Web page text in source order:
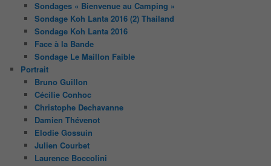
Sondages « Bienvenue au Camping »
Sondage Koh Lanta 2016 (2) Thailand
Sondage Koh Lanta 2016
Face à la Bande
Sondage Le Maillon Faible
Portrait
Bruno Guillon
Cécilie Conhoc
Christophe Dechavanne
Damien Thévenot
Elodie Gossuin
Julien Courbet
Laurence Boccolini